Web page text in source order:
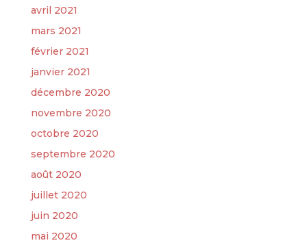
avril 2021
mars 2021
février 2021
janvier 2021
décembre 2020
novembre 2020
octobre 2020
septembre 2020
août 2020
juillet 2020
juin 2020
mai 2020